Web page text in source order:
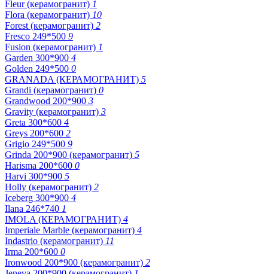
Fleur (керамогранит) 1
Flora (керамогранит) 10
Forest (керамогранит) 2
Fresco 249*500 9
Fusion (керамогранит) 1
Garden 300*900 4
Golden 249*500 0
GRANADA (КЕРАМОГРАНИТ) 5
Grandi (керамогранит) 0
Grandwood 200*900 3
Gravity (керамогранит) 3
Greta 300*600 4
Greys 200*600 2
Grigio 249*500 9
Grinda 200*900 (керамогранит) 5
Harisma 200*600 0
Harvi 300*900 5
Holly (керамогранит) 2
Iceberg 300*900 4
Ilana 246*740 1
IMOLA (КЕРАМОГРАНИТ) 4
Imperiale Marble (керамогранит) 4
Indastrio (керамогранит) 11
Irma 200*600 0
Ironwood 200*900 (керамогранит) 2